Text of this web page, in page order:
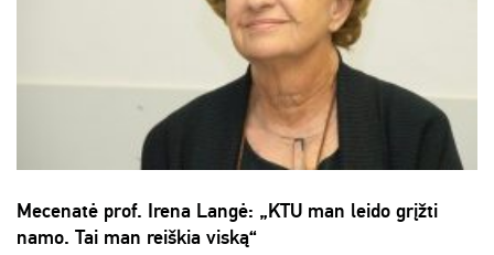
Mecenatė prof. Irena Langė: „KTU man leido grįžti
namo. Tai man reiškia viską“